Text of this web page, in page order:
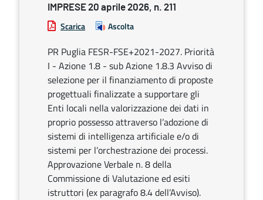
IMPRESE 20 aprile 2026, n. 211
Scarica Ascolta
PR Puglia FESR-FSE+2021-2027. Priorità
I - Azione 1.8 - sub Azione 1.8.3 Avviso di
selezione per il finanziamento di proposte
progettuali finalizzate a supportare gli
Enti locali nella valorizzazione dei dati in
proprio possesso attraverso l’adozione di
sistemi di intelligenza artificiale e/o di
sistemi per l’orchestrazione dei processi.
Approvazione Verbale n. 8 della
Commissione di Valutazione ed esiti
istruttori (ex paragrafo 8.4 dell’Avviso).